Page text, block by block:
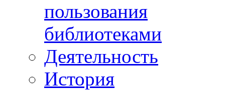
пользования
библиотеками
Деятельность
История